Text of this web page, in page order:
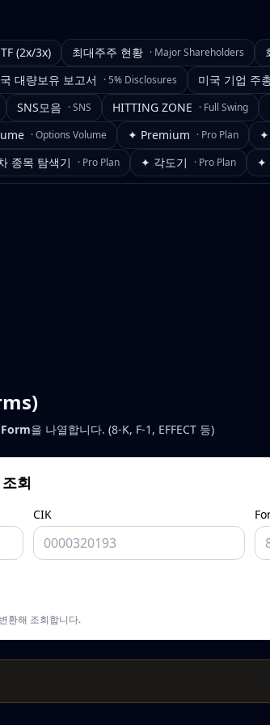
(2x/3x) 최대주주 현황 · Major Shareholders
대량보유 보고서 · 5% Disclosures 미국 기업 주
SNS모음 ·SNS HITTING ZONE · Full Swing
·Options Volume ✦ Premium · Pro Plan ✦
종목 탐색기 · Pro Plan ✦ 각도기 · Pro Plan ✦
을 나열합니다. (8-K, F-1, EFFECT 등)
회
CIK
환해 조회합니다.